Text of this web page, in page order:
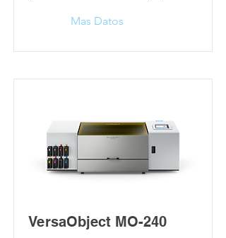
Mas Datos
VersaObject MO-240